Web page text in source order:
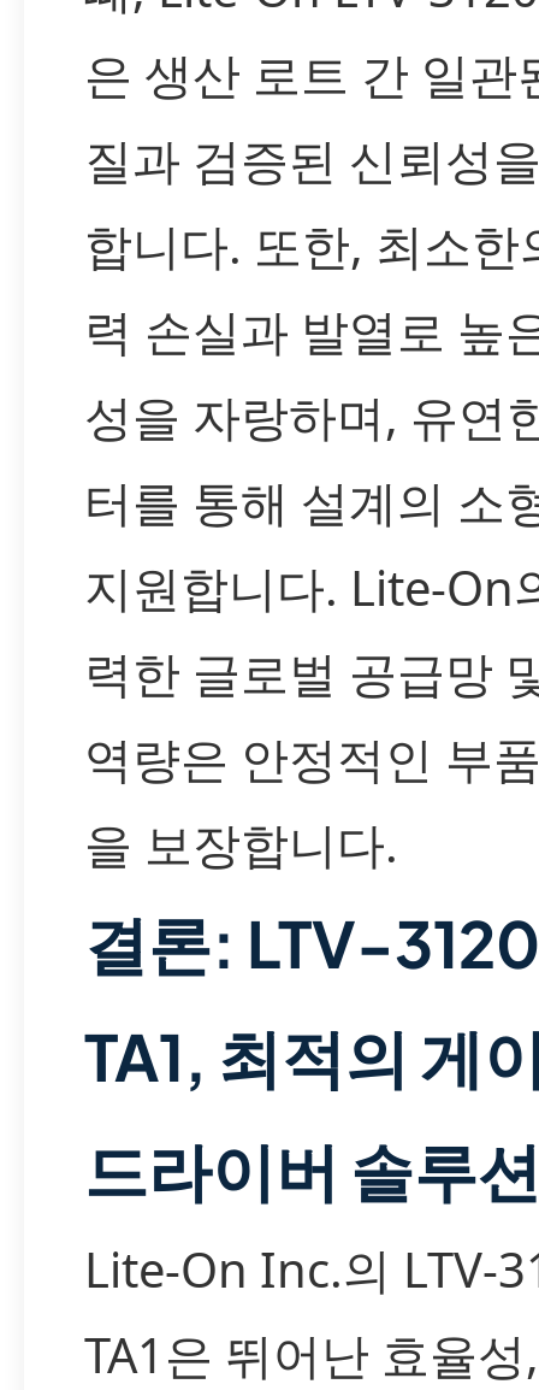
은 생산 로트 간 일관
질과 검증된 신뢰성
합니다. 또한, 최소한
력 손실과 발열로 높
성을 자랑하며, 유연
터를 통해 설계의 소
지원합니다. Lite-On
력한 글로벌 공급망
역량은 안정적인 부
을 보장합니다.
결론: LTV-
TA1, 최적의 게
드라이버 솔루
Lite-On Inc.의 LTV-
TA1은 뛰어난 효율